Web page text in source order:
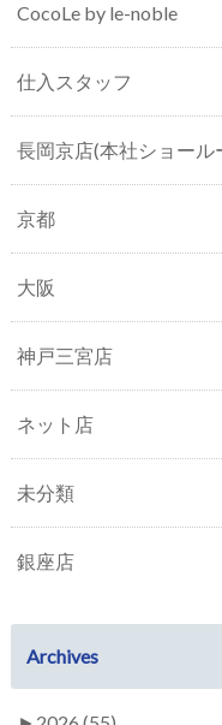
CocoLe by le-noble
仕入スタッフ
長岡京店(本社ショール
京都
大阪
神戸三宮店
ネット店
未分類
銀座店
Archives